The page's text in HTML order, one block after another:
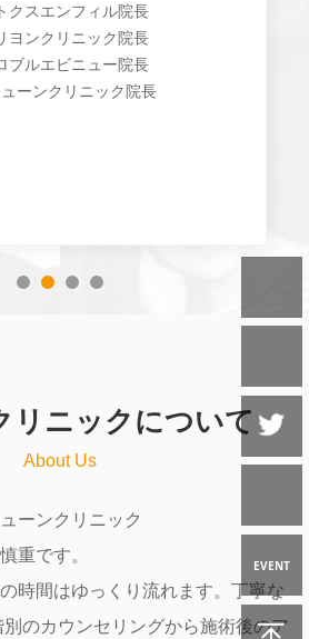
EVENT
リニックについて
About Us
ーンクリニック
重です。
時間はゆっくり流れます。丁寧な
のカウンセリングから施術後のア
クスエンフィル院長
ヨンクリニック院長
ブルエビニュー院長
ーンクリニック院長